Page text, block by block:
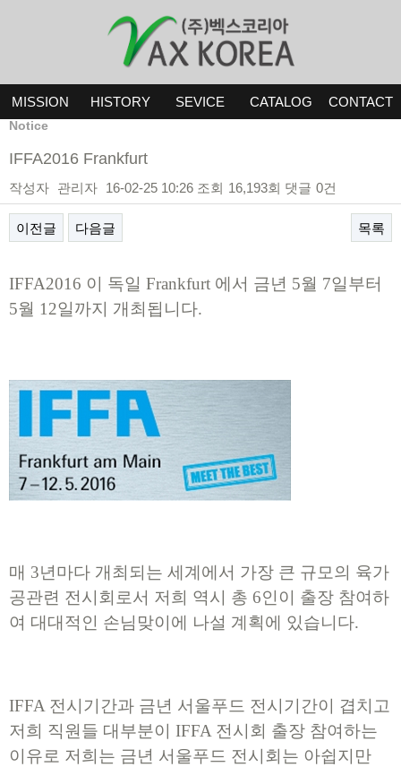
MISSION HISTORY SEVICE CATALOG CONTACT
Notice
IFFA2016 Frankfurt
작성자 관리자 16-02-25 10:26 조회 16,193회 댓글 0건
이전글 다음글 목록
본문
​IFFA2016 이 독일 Frankfurt 에서 금년 5월 7일부터
5월 12일까지 개최됩니다.
​매 3년마다 개최되는 세계에서 가장 큰 규모의 육가
공관련 전시회로서 저희 역시 총 6인이 출장 참여하
여 대대적인 손님맞이에 나설 계획에 있습니다.
IFFA 전시기간과 금년 서울푸드 전시기간이 겹치고
저희 직원들 대부분이 IFFA 전시회 출장 참여하는
이유로 저희는 금년 서울푸드 전시회는 아쉽지만